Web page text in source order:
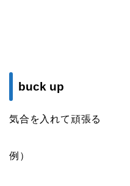
buck up
気合を入れて頑張る
例）